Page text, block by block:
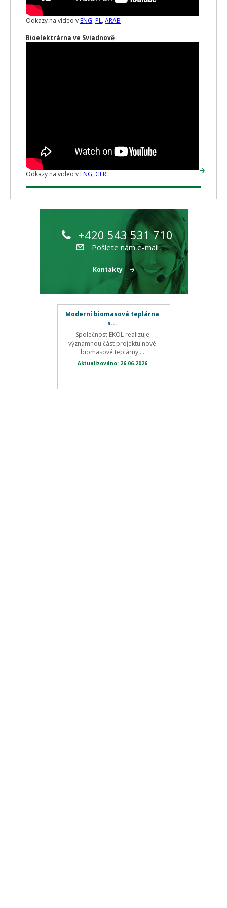
Odkazy na video vENG, PL, ARAB
Bioelektrárna ve Sviadnově
Odkazy na video vENG, GER
+420 543 531 710
Pošlete nám e-mail
Kontakty
Moderní biomasová teplárna
s...
Společnost EKOL realizuje
významnou část projektu nové
biomasové teplárny,...
Aktualizováno: 26.06.2026